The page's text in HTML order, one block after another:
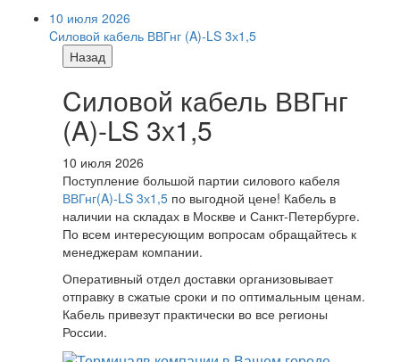
10 июля 2026
Cиловой кабель ВВГнг (A)-LS 3х1,5
Назад
Cиловой кабель ВВГнг
(A)-LS 3х1,5
10 июля 2026
Поступление большой партии силового кабеля
ВВГнг(A)-LS 3х1,5 по выгодной цене! Кабель в
наличии на складах в Москве и Санкт-Петербурге.
По всем интересующим вопросам обращайтесь к
менеджерам компании.
Оперативный отдел доставки организовывает
отправку в сжатые сроки и по оптимальным ценам.
Кабель привезут практически во все регионы
России.